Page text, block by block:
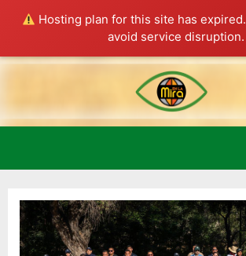
Hosting plan for this site has expired.
avoid service disruption.
Skip
content